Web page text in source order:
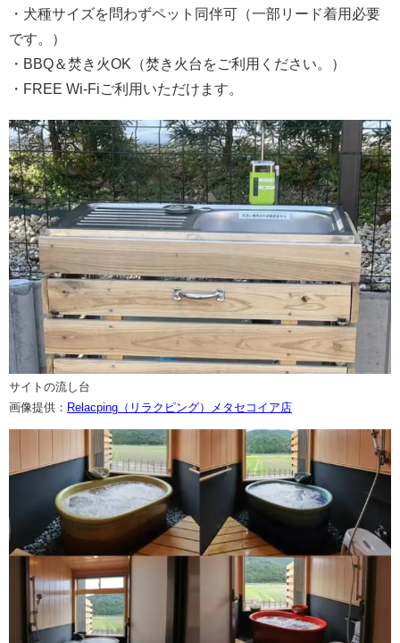
・犬種サイズを問わずペット同伴可（一部リード着用必要
です。）
・BBQ＆焚き火OK（焚き火台をご利用ください。）
・FREE Wi-Fiご利用いただけます。
サイトの流し台
画像提供： Relacping（リラクピング）メタセコイア店